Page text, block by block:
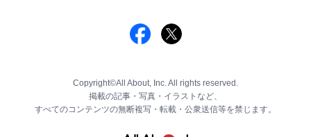
Copyright©All About, Inc. All rights reserved.
掲載の記事・写真・イラストなど、
すべてのコンテンツの無断複写・転載・公衆送信等を禁じます。